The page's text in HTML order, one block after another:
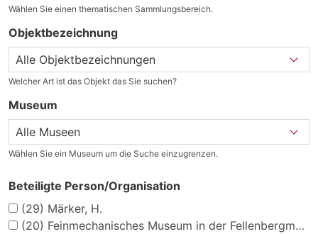
Wählen Sie einen thematischen Sammlungsbereich.
Objektbezeichnung
Welcher Art ist das Objekt das Sie suchen?
Museum
Wählen Sie ein Museum um die Suche einzugrenzen.
Beteiligte Person/Organisation
(29) Märker, H.
(20) Feinmechanisches Museum in der Fellenbergmühle